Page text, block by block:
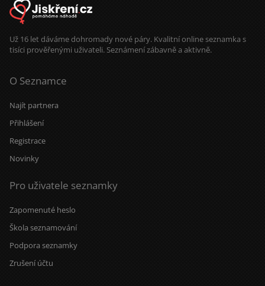
Už 16 let dáváme dohromady nové páry. Kvalitní online seznamka s
tisíci prověřenými uživateli. Seznámení zábavně a aktivně.
O Seznamce
Najít partnera
Přihlášení
Registrace
Novinky
Pro uživatele seznamky
Zapomenuté heslo
Škola seznamování
Podpora seznamky
Zrušení účtu